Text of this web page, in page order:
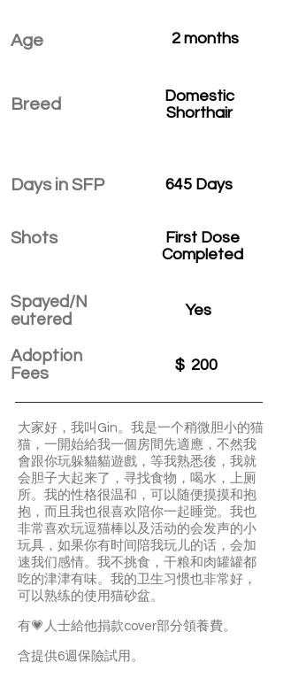
Age
Breed
Days in SFP
Shots
Spayed/N
eutered
Adoption
Fees
2 months
Domestic
Shorthair
645 Days
First Dose
Completed
Yes
$ 200
大家好，我叫Gin。我是一个稍微胆小的猫
猫，一開始給我一個房間先適應，不然我
會跟你玩躲貓貓遊戲，等我熟悉後，我就
会胆子大起来了，寻找食物，喝水，上厕
所。我的性格很温和，可以随便摸摸和抱
抱，而且我也很喜欢陪你一起睡觉。我也
非常喜欢玩逗猫棒以及活动的会发声的小
玩具，如果你有时间陪我玩儿的话，会加
速我们感情。我不挑食，干粮和肉罐罐都
吃的津津有味。我的卫生习惯也非常好，
可以熟练的使用猫砂盆。
有💗人士給他捐款cover部分領養費。
含提供6週保險試用。